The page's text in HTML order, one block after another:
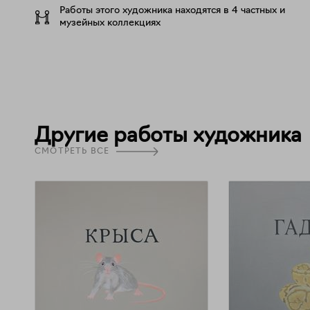
Работы этого художника находятся в 4 частных и
музейных коллекциях
Другие работы художника
СМОТРЕТЬ ВСЕ